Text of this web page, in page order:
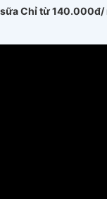
Chỉ từ 140.000đ/